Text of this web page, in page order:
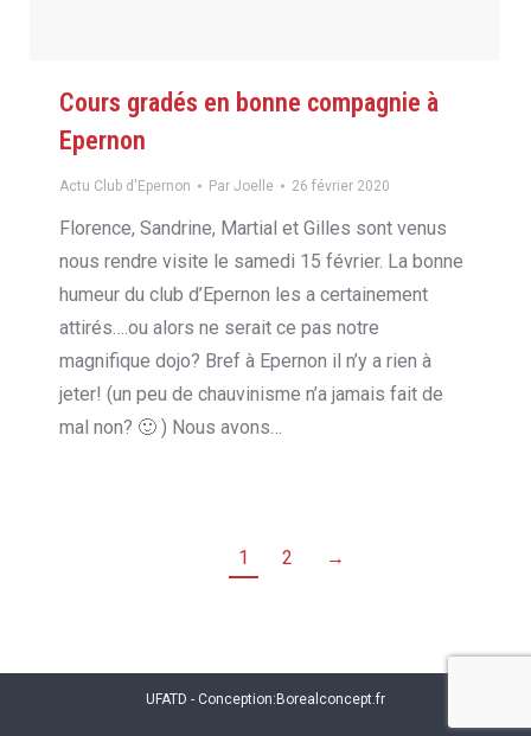
Cours gradés en bonne compagnie à
Epernon
Actu Club d'Epernon Par Joelle 26 février 2020
Florence, Sandrine, Martial et Gilles sont venus
nous rendre visite le samedi 15 février. La bonne
humeur du club d’Epernon les a certainement
attirés….ou alors ne serait ce pas notre
magnifique dojo? Bref à Epernon il n’y a rien à
jeter! (un peu de chauvinisme n’a jamais fait de
mal non? 🙂 ) Nous avons…
1 2 →
UFATD - Conception:Borealconcept.fr